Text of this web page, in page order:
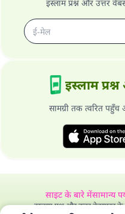
इस्लाम प्रश्न और उत्तर
इस्लाम
सामग्री तक त्वरित
साइट के बारे मेंसामान्य
इस्लाम प्रश्न और उत्तर वेबसाइट